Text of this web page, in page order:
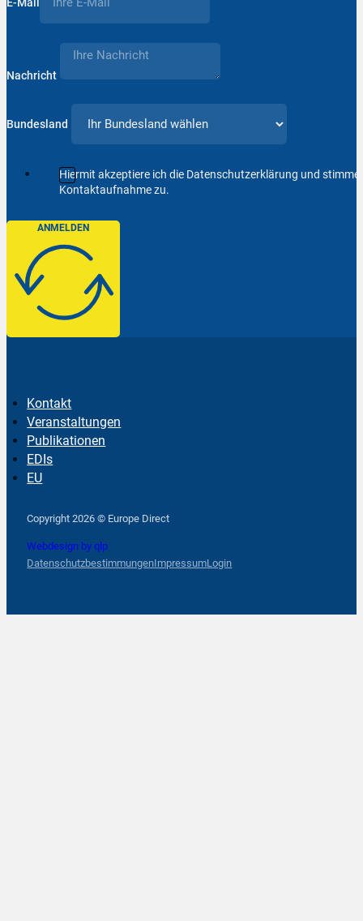
E-Mail
Nachricht
Bundesland
Hiermit akzeptiere ich die Datenschutzerklärung und
Kontaktaufnahme zu.
ANMELDEN
Kontakt
Veranstaltungen
Publikationen
EDIs
EU
Copyright 2026 © Europe Direct
Webdesign by qlp
DatenschutzbestimmungenImpressumLogin